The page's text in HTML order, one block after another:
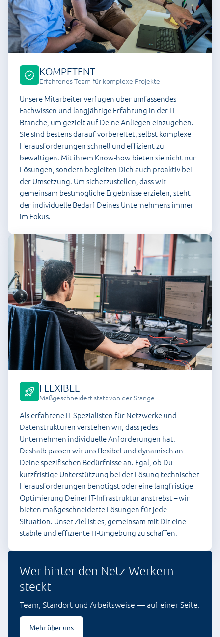
KOMPETENT
Erfahrenes Team für komplexe Projekte
Unsere Mitarbeiter verfügen über umfassendes
Fachwissen und langjährige Erfahrung in der IT-
Branche, um gezielt auf Deine Anliegen einzugehen.
Sie sind bestens darauf vorbereitet, selbst komplexe
Herausforderungen schnell und effizient zu
bewältigen. Mit ihrem Know-how bieten sie nicht nur
Lösungen, sondern begleiten Dich auch proaktiv bei
der Umsetzung. Um sicherzustellen, dass wir
gemeinsam bestmögliche Ergebnisse erzielen, steht
der individuelle Bedarf Deines Unternehmens immer
im Fokus.
FLEXIBEL
Maßgeschneidert statt von der Stange
Als erfahrene IT-Spezialisten für Netzwerke und
Datenstrukturen verstehen wir, dass jedes
Unternehmen individuelle Anforderungen hat.
Deshalb passen wir uns flexibel und dynamisch an
Deine spezifischen Bedürfnisse an. Egal, ob Du
kurzfristige Unterstützung bei der Lösung technischer
Herausforderungen benötigst oder eine langfristige
Optimierung Deiner IT-Infrastruktur anstrebst – wir
bieten maßgeschneiderte Lösungen für jede
Situation. Unser Ziel ist es, gemeinsam mit Dir eine
stabile und effiziente IT-Umgebung zu schaffen.
Wer hinter den Netz-Werkern
steckt
Team, Standort und Arbeitsweise — auf einer Seite.
Mehr über uns